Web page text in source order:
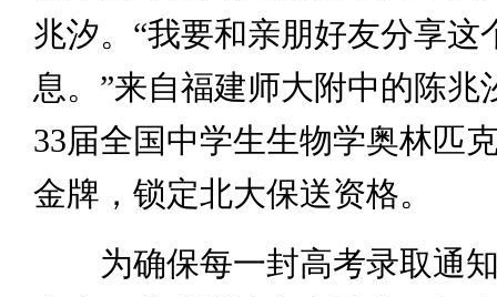
兆汐。“我要和亲朋好友分享这
息。”来自福建师大附中的陈兆
33届全国中学生生物学奥林匹
金牌，锁定北大保送资格。
为确保每一封高考录取通知